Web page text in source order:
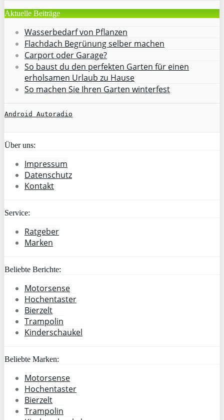
Aktuelle Beiträge
Wasserbedarf von Pflanzen
Flachdach Begrünung selber machen
Carport oder Garage?
So baust du den perfekten Garten für einen
erholsamen Urlaub zu Hause
So machen Sie Ihren Garten winterfest
Android Autoradio
Über uns:
Impressum
Datenschutz
Kontakt
Service:
Ratgeber
Marken
Beliebte Berichte:
Motorsense
Hochentaster
Bierzelt
Trampolin
Kinderschaukel
Beliebte Marken:
Motorsense
Hochentaster
Bierzelt
Trampolin